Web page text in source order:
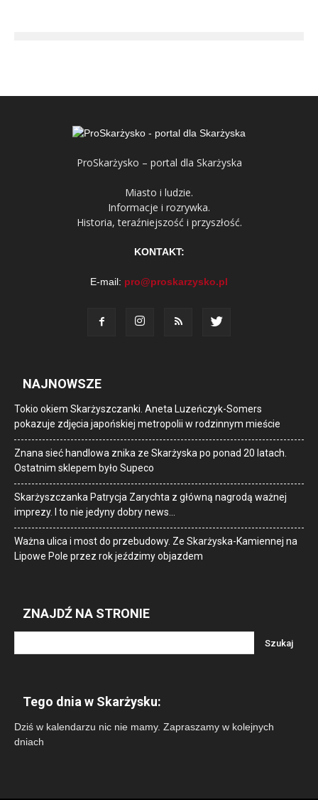
ProSkarżysko – portal dla Skarżyska
Miasto i ludzie.
Informacje i rozrywka.
Historia, teraźniejszość i przyszłość.
KONTAKT:
E-mail: pro@proskarzysko.pl
NAJNOWSZE
Tokio okiem Skarżyszczanki. Aneta Luzeńczyk-Somers
pokazuje zdjęcia japońskiej metropolii w rodzinnym mieście
Znana sieć handlowa znika ze Skarżyska po ponad 20 latach.
Ostatnim sklepem było Supeco
Skarżyszczanka Patrycja Zarychta z główną nagrodą ważnej
imprezy. I to nie jedyny dobry news…
Ważna ulica i most do przebudowy. Ze Skarżyska-Kamiennej na
Lipowe Pole przez rok jeździmy objazdem
ZNAJDŹ NA STRONIE
Tego dnia w Skarżysku:
Dziś w kalendarzu nic nie mamy. Zapraszamy w kolejnych
dniach